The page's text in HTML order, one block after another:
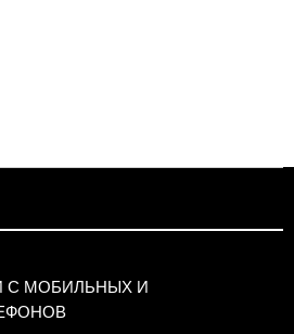
С МОБИЛЬНЫХ И